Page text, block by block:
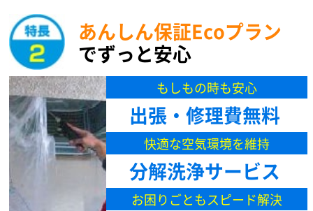
あんしん保証Ecoプラン
でずっと安心
もしもの時も安心
出張・修理費無料
快適な空気環境を維持
分解洗浄サービス
お困りごともスピード解決